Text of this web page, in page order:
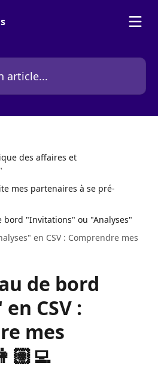
des affaires et
mes partenaires à se pré-
bord "Invitations" ou "Analyses"
en CSV : Comprendre mes
de bord
CSV :
mes